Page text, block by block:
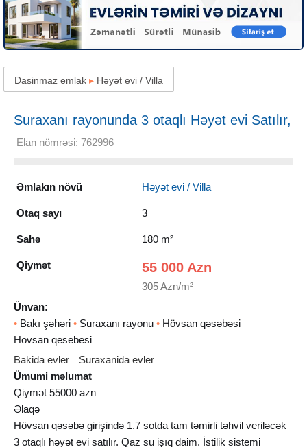
Dasinmaz emlak ▸ Həyət evi / Villa
Suraxanı rayonunda 3 otaqlı Həyət evi Satılır,
180 m²
Elan nömrəsi: 762996
Əmlakın növü Həyət evi / Villa
Otaq sayı 3
Sahə 180 m²
Qiymət 55 000 Azn
305 Azn/m²
Ünvan:
• Bakı şəhəri • Suraxanı rayonu • Hövsan qəsəbəsi
Hovsan qesebesi
Bakida evler
Suraxanida evler
Ümumi məlumat
Qiymət 55000 azn
Əlaqə
Hövsan qəsəbə girişində 1.7 sotda tam təmirli təhvil veriləcək
3 otaqlı həyət evi satılır. Qaz su işıq daim. İstilik sistemi